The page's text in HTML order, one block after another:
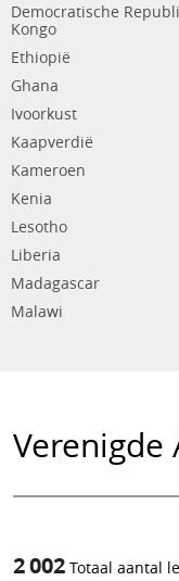
Democratische
Kongo
Ethiopië
Ghana
Ivoorkust
Kaapverdië
Kameroen
Kenia
Lesotho
Liberia
Madagascar
Malawi
Verenigde
2 002 Totaal aantal